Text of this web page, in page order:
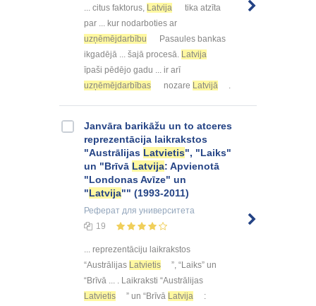
... citus faktorus, Latvija
tika atzīta
par ... kur nodarboties ar
uzņēmējdarbību
Pasaules bankas
ikgadējā ... šajā procesā. Latvija
īpaši pēdējo gadu ... ir arī
uzņēmējdarbības
nozare Latvijā .
Janvāra barikāžu un to atceres
reprezentācija laikrakstos
"Austrālijas Latvietis", "Laiks"
un "Brīvā Latvija: Apvienotā
"Londonas Avīze" un
"Latvija"" (1993-2011)
Реферат для университета
19
... reprezentāciju laikrakstos
“Austrālijas Latvietis
”, “Laiks” un
“Brīvā ... . Laikraksti “Austrālijas
Latvietis
” un “Brīvā Latvija
: